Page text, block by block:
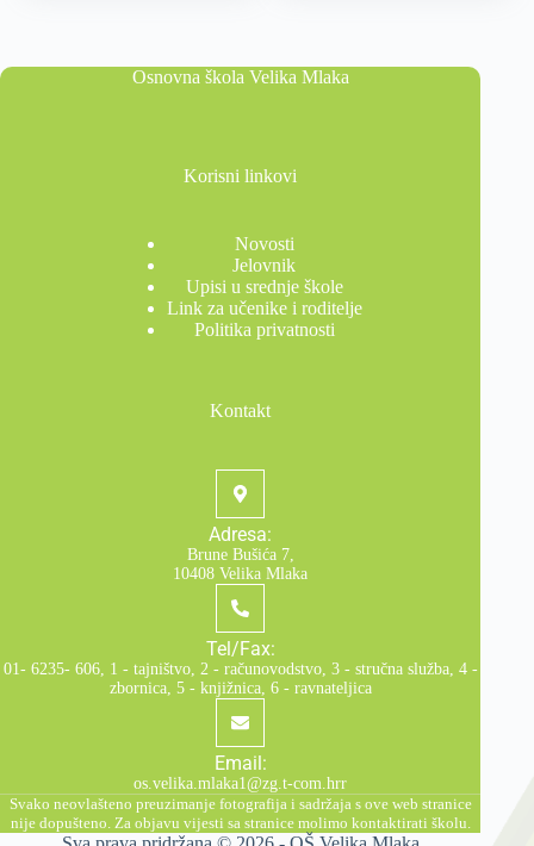
Osnovna škola Velika Mlaka
Korisni linkovi
Novosti
Jelovnik
Upisi u srednje škole
Link za učenike i roditelje
Politika privatnosti
Kontakt
Adresa:
Brune Bušića 7,
10408 Velika Mlaka
Tel/Fax:
01- 6235- 606, 1 - tajništvo, 2 - računovodstvo, 3 - stručna služba, 4 -
zbornica, 5 - knjižnica, 6 - ravnateljica
Email:
os.velika.mlaka1@zg.t-com.hrr
Svako neovlašteno preuzimanje fotografija i sadržaja s ove web stranice
nije dopušteno. Za objavu vijesti sa stranice molimo kontaktirati školu.